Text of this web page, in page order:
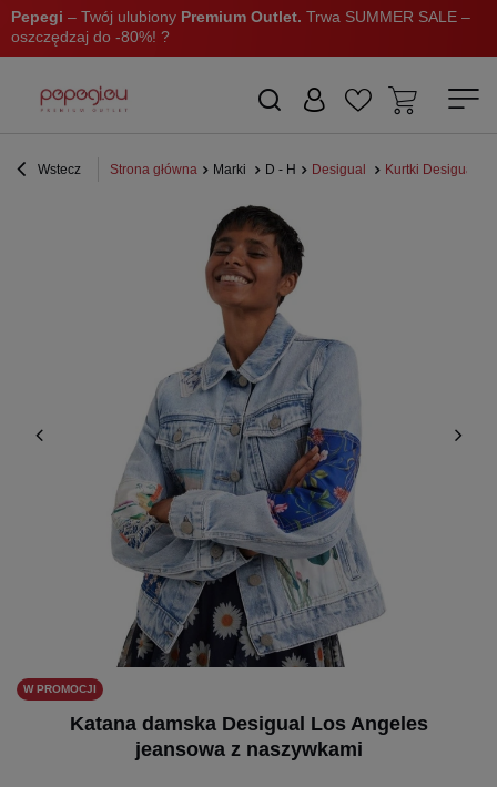
Pepegi – Twój ulubiony Premium Outlet. Trwa SUMMER SALE –
oszczędzaj do -80%! ?
Wstecz Strona główna Marki D - H Desigual Kurtki Desigual
W PROMOCJI
Katana damska Desigual Los Angeles
jeansowa z naszywkami